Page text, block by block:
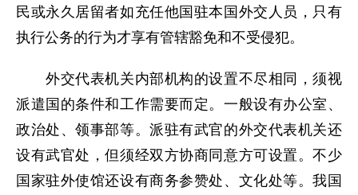
民或永久居留者如充任他国驻本国外交人员，只有
执行公务的行为才享有管辖豁免和不受侵犯。
外交代表机关内部机构的设置不尽相同，须视
派遣国的条件和工作需要而定。一般设有办公室、
政治处、领事部等。派驻有武官的外交代表机关还
设有武官处，但须经双方协商同意方可设置。不少
国家驻外使馆还设有商务参赞处、文化处等。我国